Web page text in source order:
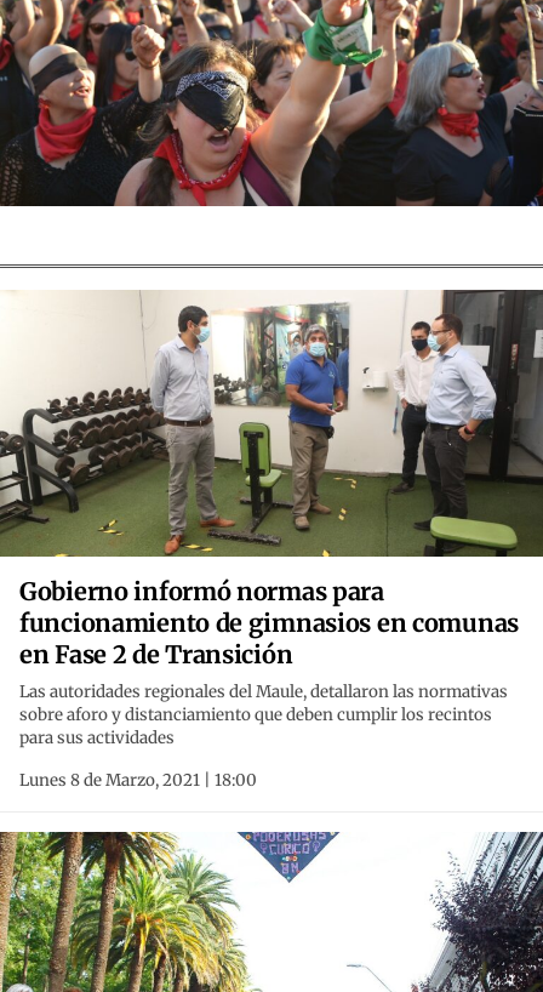
Gobierno informó normas para
funcionamiento de gimnasios en comunas
en Fase 2 de Transición
Las autoridades regionales del Maule, detallaron las normativas
sobre aforo y distanciamiento que deben cumplir los recintos
para sus actividades
Lunes 8 de Marzo, 2021 | 18:00